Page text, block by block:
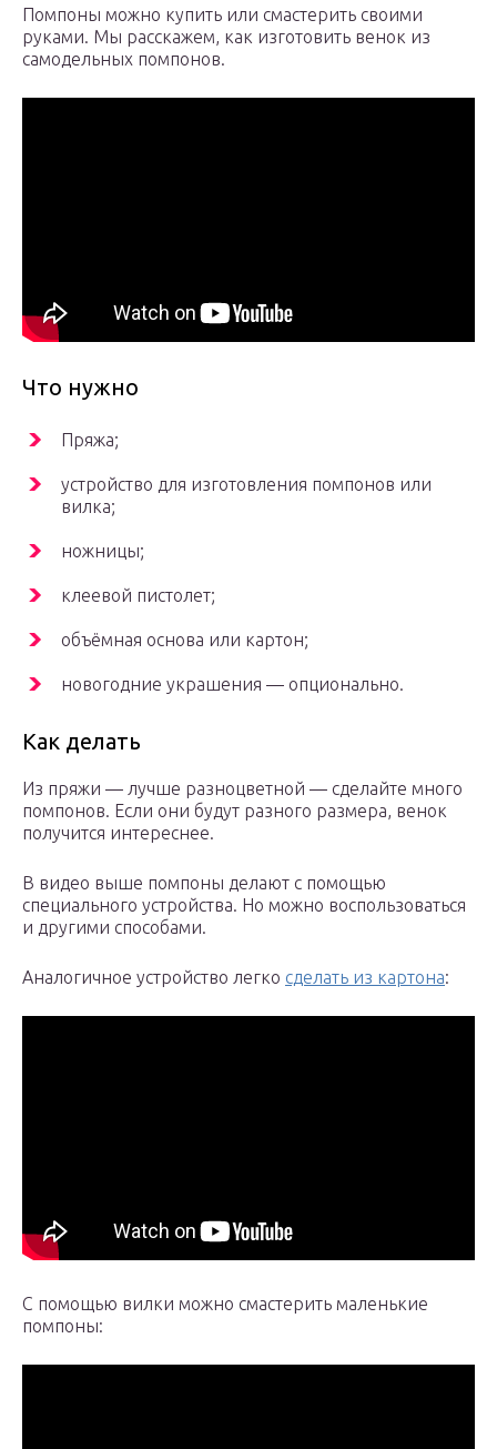
Помпоны можно купить или смастерить своими
руками. Мы расскажем, как изготовить венок из
самодельных помпонов.
Что нужно
Пряжа;
устройство для изготовления помпонов или
вилка;
ножницы;
клеевой пистолет;
объёмная основа или картон;
новогодние украшения — опционально.
Как делать
Из пряжи — лучше разноцветной — сделайте много
помпонов. Если они будут разного размера, венок
получится интереснее.
В видео выше помпоны делают с помощью
специального устройства. Но можно воспользоваться
и другими способами.
Аналогичное устройство легко сделать из картона:
С помощью вилки можно смастерить маленькие
помпоны: